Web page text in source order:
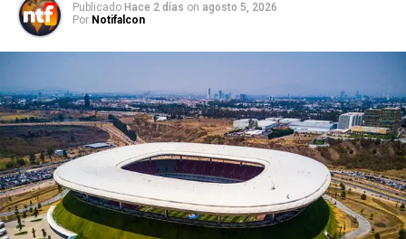
Publicado Hace 2 días on agosto 5, 2026
Por Notifalcon